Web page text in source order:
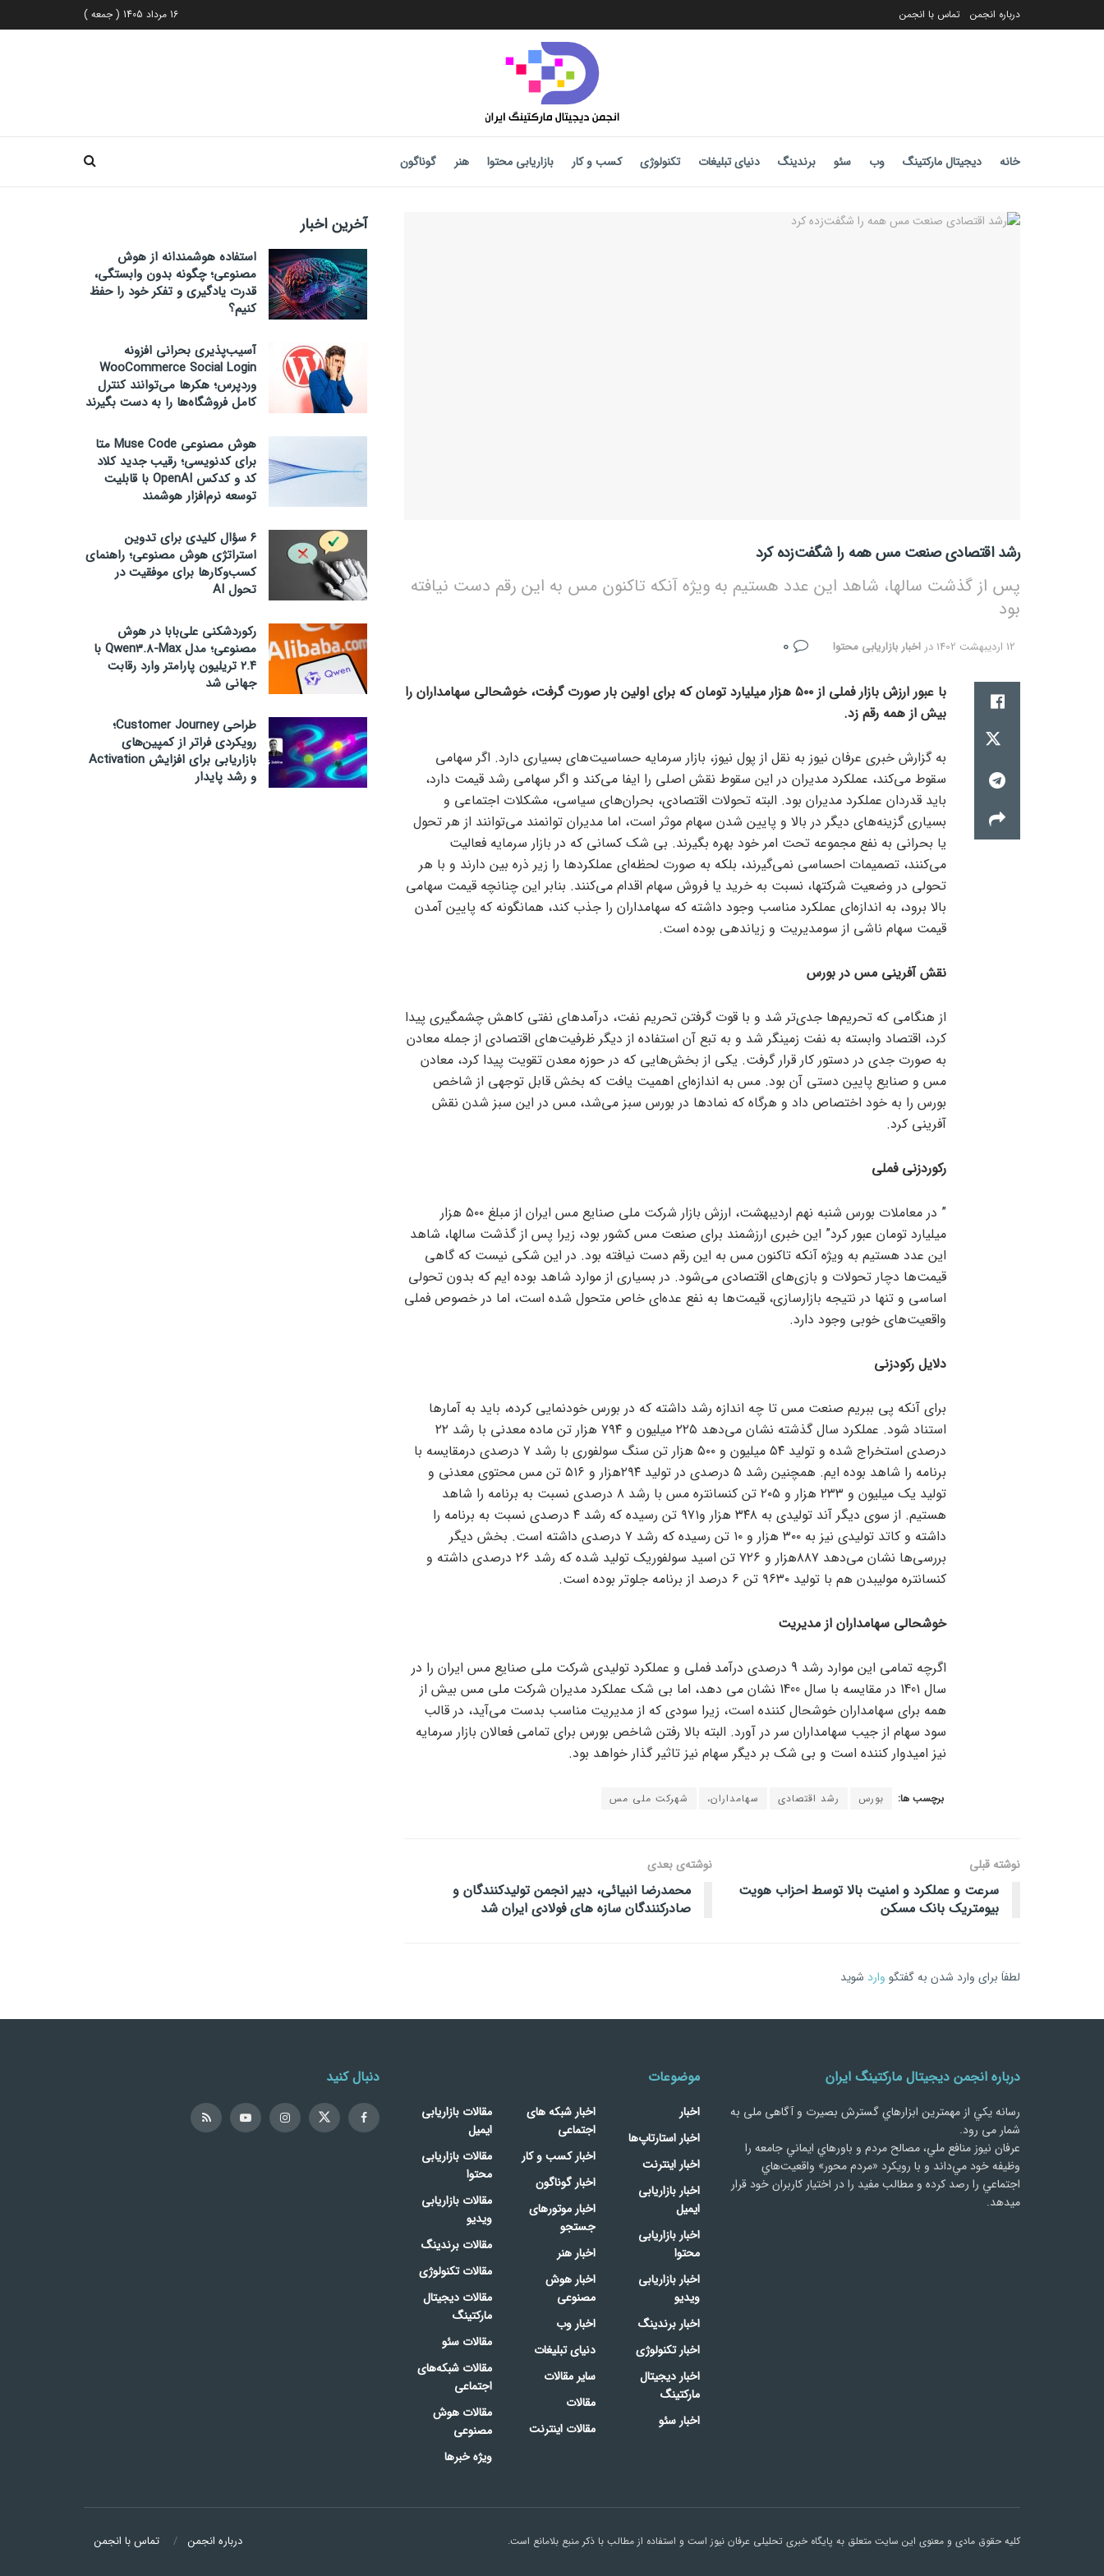
درباره انجمن تماس با انجمن 16 مرداد 1405 ( جمعه )
خانه دیجیتال مارکتینگ وب سئو برندینگ دنیای تبلیغات تکنولوژی کسب و کار بازاریابی محتوا هنر گوناگون
رشد اقتصادی صنعت مس همه را شگفت‌زده کرد
پس از گذشت سالها، شاهد این عدد هستیم به ویژه آنکه تاکنون مس به این رقم دست نیافته
بود
12 اردیبهشت 1402 در اخبار بازاریابی محتوا
با عبور ارزش بازار فملی از ۵۰۰ هزار میلیارد تومان که برای اولین بار صورت گرفت، خوشحالی سهامداران را
بیش از همه رقم زد.
به گزارش خبری عرفان نیوز به نقل از پول نیوز، بازار سرمایه حساسیت‌های بسیاری دارد. اگر سهامی
سقوط می‌کند، عملکرد مدیران در این سقوط نقش اصلی را ایفا می‌کند و اگر سهامی رشد قیمت دارد،
باید قدردان عملکرد مدیران بود. البته تحولات اقتصادی، بحران‌های سیاسی، مشکلات اجتماعی و
بسیاری گزینه‌های دیگر در بالا و پایین شدن سهام موثر است، اما مدیران توانمند می‌توانند از هر تحول
یا بحرانی به نفع مجموعه تحت امر خود بهره بگیرند. بی شک کسانی که در بازار سرمایه فعالیت
می‌کنند، تصمیمات احساسی نمی‌گیرند، بلکه به صورت لحظه‌ای عملکرد‌ها را زیر ذره بین دارند و با هر
تحولی در وضعیت شرکتها، نسبت به خرید یا فروش سهام اقدام می‌کنند. بنابر این چنانچه قیمت سهامی
بالا برود، به اندازه‌ای عملکرد مناسب وجود داشته که سهامداران را جذب کند، همانگونه که پایین آمدن
قیمت سهام ناشی از سومدیریت و زیاندهی بوده است.
نقش آفرینی مس در بورس
از هنگامی که تحریم‌ها جدی‌تر شد و با قوت گرفتن تحریم نفت، درآمد‌های نفتی کاهش چشمگیری پیدا
کرد، اقتصاد وابسته به نفت زمینگر شد و به تبع آن استفاده از دیگر ظرفیت‌های اقتصادی از جمله معادن
به صورت جدی در دستور کار قرار گرفت. یکی از بخش‌هایی که در حوزه معدن تقویت پیدا کرد، معادن
مس و صنایع پایین دستی آن بود. مس به اندازه‌ای اهمیت یافت که بخش قابل توجهی از شاخص
بورس را به خود اختصاص داد و هرگاه که نماد‌ها در بورس سبز می‌شد، مس در این سبز شدن نقش
آفرینی کرد.
رکوردزنی فملی
” در معاملات بورس شنبه نهم اردیبهشت، ارزش بازار شرکت ملی صنایع مس ایران از مبلغ ۵۰۰ هزار
میلیارد تومان عبور کرد” این خبری ارزشمند برای صنعت مس کشور بود، زیرا پس از گذشت سالها، شاهد
این عدد هستیم به ویژه آنکه تاکنون مس به این رقم دست نیافته بود. در این شکی نیست که گاهی
قیمت‌ها دچار تحولات و بازی‌های اقتصادی می‌شود. در بسیاری از موارد شاهد بوده ایم که بدون تحولی
اساسی و تنها در نتیجه بازارسازی، قیمت‌ها به نفع عده‌ای خاص متحول شده است، اما در خصوص فملی
واقعیت‌های خوبی وجود دارد.
دلایل رکودزنی
برای آنکه پی ببریم صنعت مس تا چه اندازه رشد داشته که در بورس خودنمایی کرده، باید به آمار‌ها
استناد شود. عملکرد سال گذشته نشان می‌دهد ۲۲۵ میلیون و ۷۹۴ هزار تن ماده معدنی با رشد ۲۲
درصدی استخراج شده و تولید ۵۴ میلیون و ۵۰۰ هزار تن سنگ سولفوری با رشد ۷ درصدی درمقایسه با
برنامه را شاهد بوده ایم. همچنین رشد ۵ درصدی در تولید ۲۹۴هزار و ۵۱۶ تن مس محتوی معدنی و
تولید یک میلیون و ۲۳۳ هزار و ۲۰۵ تن کنسانتره مس با رشد ۸ درصدی نسبت به برنامه را شاهد
هستیم. از سوی دیگر آند تولیدی به ۳۴۸ هزار و۹۷۱ تن رسیده که رشد ۴ درصدی نسبت به برنامه را
داشته و کاتد تولیدی نیز به ۳۰۰ هزار و ۱۰ تن رسیده که رشد ۷ درصدی داشته است. بخش دیگر
بررسی‌ها نشان می‌دهد ۸۸۷هزار و ۷۲۶ تن اسید سولفوریک تولید شده که رشد ۲۶ درصدی داشته و
کنسانتره مولیبدن هم با تولید ۹۶۳۰ تن ۶ درصد از برنامه جلوتر بوده است.
خوشحالی سهامداران از مدیریت
اگرچه تمامی این موارد رشد 9 درصدی درآمد فملی و عملکرد تولیدی شرکت ملی صنایع مس ایران را در
سال 1401 در مقایسه با سال 1400 نشان می دهد، اما بی شک عملکرد مدیران شرکت ملی مس بیش از
همه برای سهامداران خوشحال کننده است، زیرا سودی که از مدیریت مناسب بدست می‌آید، در قالب
سود سهام از جیب سهامداران سر در آورد. البته بالا رفتن شاخص بورس برای تمامی فعالان بازار سرمایه
نیز امیدوار کننده است و بی شک بر دیگر سهام نیز تاثیر گذار خواهد بود.
برچسب ها: بورس رشد اقتصادی سهامداران، شهرکت ملی مس
نوشته قبلی
سرعت و عملکرد و امنیت بالا توسط احزاب هویت
بیومتریک بانک مسکن
نوشته‌ی بعدی
محمدرضا انبیائی، دبیر انجمن تولیدکنندگان و
صادرکنندگان سازه های فولادی ایران شد
لطفاَ برای وارد شدن به گفتگو وارد شوید
آخرین اخبار
استفاده هوشمندانه از هوش
مصنوعی؛ چگونه بدون وابستگی،
قدرت یادگیری و تفکر خود را حفظ
کنیم؟
آسیب‌پذیری بحرانی افزونه
WooCommerce Social Login
وردپرس؛ هکرها می‌توانند کنترل
کامل فروشگاه‌ها را به دست بگیرند
هوش مصنوعی Muse Code متا
برای کدنویسی؛ رقیب جدید کلاد
کد و کدکس OpenAI با قابلیت
توسعه نرم‌افزار هوشمند
۶ سؤال کلیدی برای تدوین
استراتژی هوش مصنوعی؛ راهنمای
کسب‌وکارها برای موفقیت در
تحول AI
رکوردشکنی علی‌بابا در هوش
مصنوعی؛ مدل Qwen3.8-Max با
۲.۴ تریلیون پارامتر وارد رقابت
جهانی شد
طراحی Customer Journey؛
رویکردی فراتر از کمپین‌های
بازاریابی برای افزایش Activation
و رشد پایدار
درباره انجمن دیجیتال مارکتینگ ایران
رسانه يكي از مهمترین ابزارهاي گسترش بصیرت و آگاهی ملی به
شمار می رود.
عرفان نیوز منافع ملي، مصالح مردم و باورهاي ايماني جامعه را
وظيفه خود مي‌داند و با رويكرد «مردم‌ محور» واقعيت‌هاي
اجتماعي را رصد کرده و مطالب مفید را در اختیار کاربران خود قرار
میدهد.
موضوعات
اخبار
اخبار استارتاپ‌ها
اخبار اینترنت
اخبار بازاریابی
ایمیل
اخبار بازاریابی
محتوا
اخبار بازاریابی
ویدیو
اخبار برندینگ
اخبار تکنولوژی
اخبار دیجیتال
مارکتینگ
اخبار سئو
اخبار شبکه های
اجتماعی
اخبار کسب و کار
اخبار گوناگون
اخبار موتورهای
جستجو
اخبار هنر
اخبار هوش
مصنوعی
اخبار وب
دنیای تبلیغات
سایر مقالات
مقالات
مقالات اینترنت
مقالات بازاریابی
ایمیل
مقالات بازاریابی
محتوا
مقالات بازاریابی
ویدیو
مقالات برندینگ
مقالات تکنولوژی
مقالات دیجیتال
مارکتینگ
مقالات سئو
مقالات شبکه‌های
اجتماعی
مقالات هوش
مصنوعی
ویژه خبرها
دنبال کنید
درباره انجمن تماس با انجمن کلیه حقوق مادی و معنوی این سایت متعلق به پایگاه خبری تحلیلی عرفان نیوز است و استفاده از مطالب با ذکر منبع بلامانع است.